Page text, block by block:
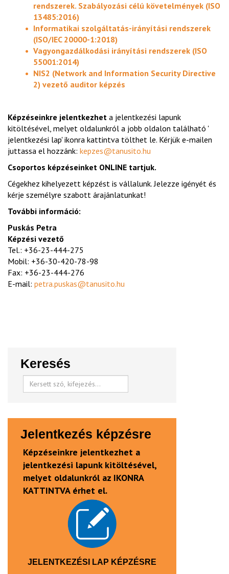
rendszerek. Szabályozási célú követelmények (ISO
13485:2016)
Informatikai szolgáltatás-irányítási rendszerek
(ISO/IEC 20000-1:2018)
Vagyongazdálkodási irányítási rendszerek (ISO
55001:2014)
NIS2 (Network and Information Security Directive
2) vezető auditor képzés
Képzéseinkre jelentkezhet a jelentkezési lapunk
kitöltésével, melyet oldalunkról a jobb oldalon található '
jelentkezési lap' ikonra kattintva tölthet le. Kérjük e-mailen
juttassa el hozzánk: kepzes@tanusito.hu
Csoportos képzéseinket ONLINE tartjuk.
Cégekhez kihelyezett képzést is vállalunk. Jelezze igényét és
kérje személyre szabott árajánlatunkat!
További információ:
Puskás Petra
Képzési vezető
Tel.: +36-23-444-275
Mobil: +36-30-420-78-98
Fax: +36-23-444-276
E-mail: petra.puskas@tanusito.hu
Keresés
Jelentkezés képzésre
Képzéseinkre jelentkezhet a
jelentkezési lapunk kitöltésével,
melyet oldalunkról az IKONRA
KATTINTVA érhet el.
JELENTKEZÉSI LAP KÉPZÉSRE